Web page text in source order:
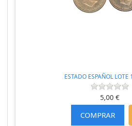
ESTADO ESPAÑOL LOTE
5,00 €